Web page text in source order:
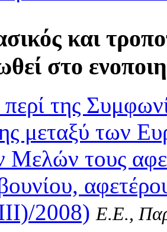
και
στο
της
μεταξύ των
τους
2008) Ε.Ε.,